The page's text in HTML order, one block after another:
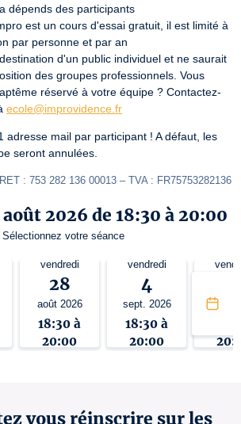
dépends des participants
est un cours d'essai gratuit, il est limité à
par personne et par an
d'un public individuel et ne saurait
des groupes professionnels. Vous
réservé à votre équipe ? Contactez-
ecole@improvidence.fr
adresse mail par participant ! A défaut, les
seront annulées.
: 753 282 136 00013 – TVA : FR75753282136
2026 de 18:30 à 20:00
Sélectionnez votre séance
vendredi
28
août 2026
18:30 à
20:00
vendredi
4
sept. 2026
18:30 à
20:00
sept.
vous réinscrire sur les